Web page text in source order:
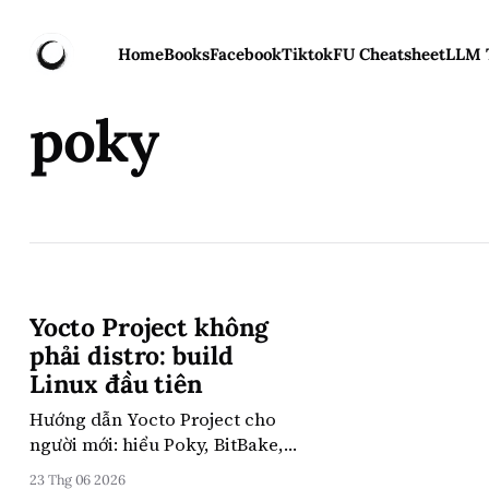
HomeBooksFacebookTiktokFU CheatsheetLLM
poky
Yocto Project không
phải distro: build
Linux đầu tiên
Hướng dẫn Yocto Project cho
người mới: hiểu Poky, BitBake,
layers, recipes, build image
23 Thg 06 2026